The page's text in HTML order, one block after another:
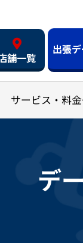
舗一覧
出張
サービス・料
デ